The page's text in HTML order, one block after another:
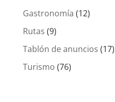
Gastronomía (12)
Rutas (9)
Tablón de anuncios (17)
Turismo (76)